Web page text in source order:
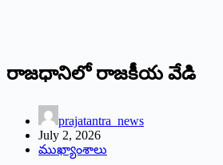
రాజధానిలో రాజకీయ వేడి
prajatantra_news
July 2, 2026
ముఖ్యాంశాలు